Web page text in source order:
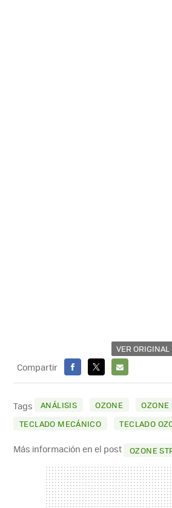
VER ORIGINAL
Compartir
FACEBOOK
X
E-
MAIL
Tags ANÁLISIS OZONE
OZONE
TECLADO MECÁNICO
TECLADO
Más información en el post OZONE